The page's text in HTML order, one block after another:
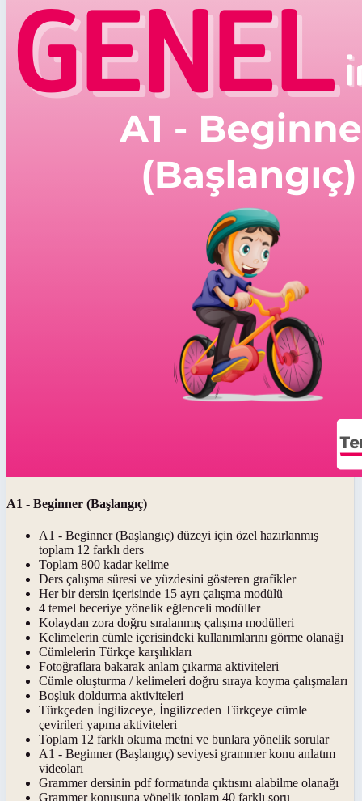
A1 - Beginner (Başlangıç)
A1 - Beginner (Başlangıç) düzeyi için özel hazırlanmış
toplam 12 farklı ders
Toplam 800 kadar kelime
Ders çalışma süresi ve yüzdesini gösteren grafikler
Her bir dersin içerisinde 15 ayrı çalışma modülü
4 temel beceriye yönelik eğlenceli modüller
Kolaydan zora doğru sıralanmış çalışma modülleri
Kelimelerin cümle içerisindeki kullanımlarını görme olanağı
Cümlelerin Türkçe karşılıkları
Fotoğraflara bakarak anlam çıkarma aktiviteleri
Cümle oluşturma / kelimeleri doğru sıraya koyma çalışmaları
Boşluk doldurma aktiviteleri
Türkçeden İngilizceye, İngilizceden Türkçeye cümle
çevirileri yapma aktiviteleri
Toplam 12 farklı okuma metni ve bunlara yönelik sorular
A1 - Beginner (Başlangıç) seviyesi grammer konu anlatım
videoları
Grammer dersinin pdf formatında çıktısını alabilme olanağı
Grammer konusuna yönelik toplam 40 farklı soru